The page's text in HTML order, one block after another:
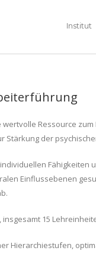
Institut
Ressource
Stärkung der
Einflussebenen
insgesamt 15
Hierarchiestufen,